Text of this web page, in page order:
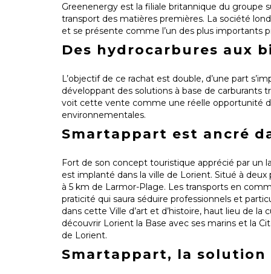
Greenenergy est la filiale britannique du groupe
transport des matières premières. La société
et se présente comme l’un des plus importants
Des hydrocarbures aux
L’objectif de ce rachat est double, d’une part
développant des solutions à base de carburants
voit cette vente comme une réelle opportunité
environnementales.
Smartappart est ancré
Fort de son concept touristique apprécié par un
est implanté dans la ville de Lorient. Situé à
à 5 km de Larmor-Plage. Les transports en
praticité qui saura séduire professionnels et
dans cette Ville d’art et d’histoire, haut lieu de
découvrir Lorient la Base avec ses marins et la
de Lorient.
Smartappart, la